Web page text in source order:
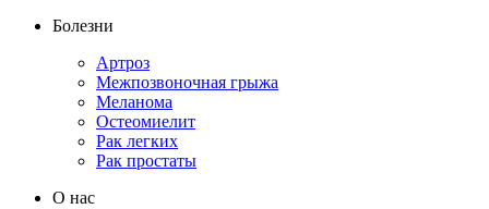
Болезни
Артроз
Межпозвоночная грыжа
Меланома
Остеомиелит
Рак легких
Рак простаты
О нас